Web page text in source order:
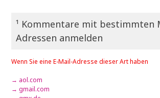
¹ Kommentare mit bestimmten
Adressen anmelden
Wenn Sie eine E-Mail-Adresse dieser Art haben
→ aol.com
→ gmail.com